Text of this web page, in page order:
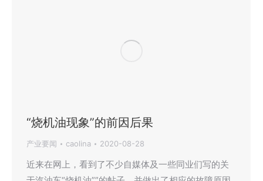
“烧机油现象”的前因后果
产业要闻 caolina 2020-08-28
近来在网上，看到了不少自媒体及一些同业们写的关